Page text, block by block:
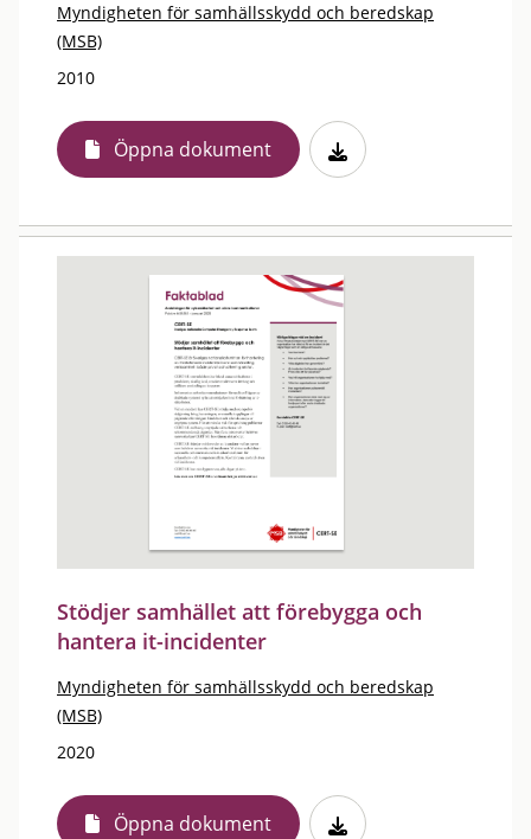
Myndigheten för samhällsskydd och beredskap
(MSB)
2010
Öppna dokument
Stödjer samhället att förebygga och
hantera it-incidenter
Myndigheten för samhällsskydd och beredskap
(MSB)
2020
Öppna dokument